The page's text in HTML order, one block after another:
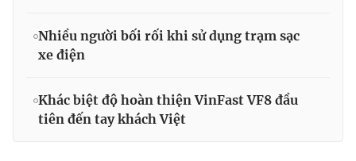
Nhiều người bối rối khi sử dụng trạm sạc
xe điện
Khác biệt độ hoàn thiện VinFast VF8 đầu
tiên đến tay khách Việt